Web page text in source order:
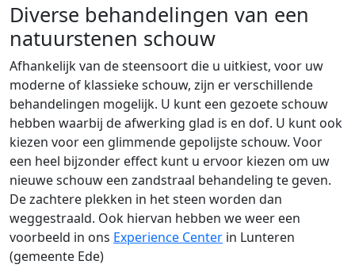
Diverse behandelingen van een
natuurstenen schouw
Afhankelijk van de steensoort die u uitkiest, voor uw
moderne of klassieke schouw, zijn er verschillende
behandelingen mogelijk. U kunt een gezoete schouw
hebben waarbij de afwerking glad is en dof. U kunt ook
kiezen voor een glimmende gepolijste schouw. Voor
een heel bijzonder effect kunt u ervoor kiezen om uw
nieuwe schouw een zandstraal behandeling te geven.
De zachtere plekken in het steen worden dan
weggestraald. Ook hiervan hebben we weer een
voorbeeld in ons Experience Center in Lunteren
(gemeente Ede)